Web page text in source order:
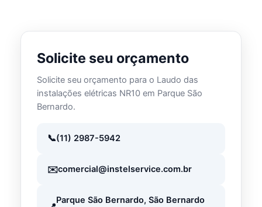
Solicite seu orçamento
Solicite seu orçamento para o Laudo das
instalações elétricas NR10 em Parque São
Bernardo.
(11) 2987-5942
comercial@instelservice.com.br
Parque São Bernardo, São Bernardo